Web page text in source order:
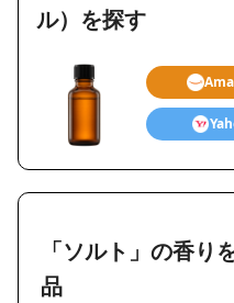
ル）を探す
「ソルト」の香り
品